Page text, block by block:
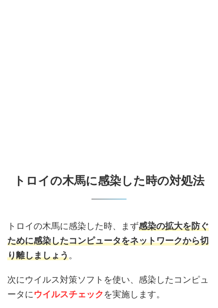
トロイの木馬に感染した時の対処法
トロイの木馬に感染した時、まず感染の拡大を防ぐ
ために感染したコンピュータをネットワークから切
り離しましょう。
次にウイルス対策ソフトを使い、感染したコンピュ
ータにウイルスチェックを実施します。